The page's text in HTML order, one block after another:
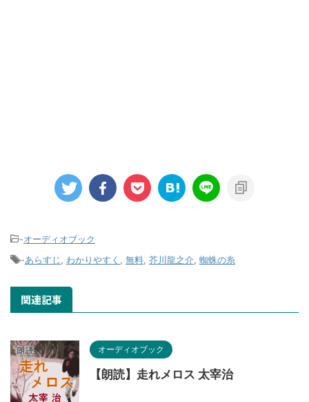
-オーディオブック
-あらすじ わかりやすく 無料 芥川龍之介 蜘蛛の糸
関連記事
オーディオブック
【朗読】走れメロス 太宰治